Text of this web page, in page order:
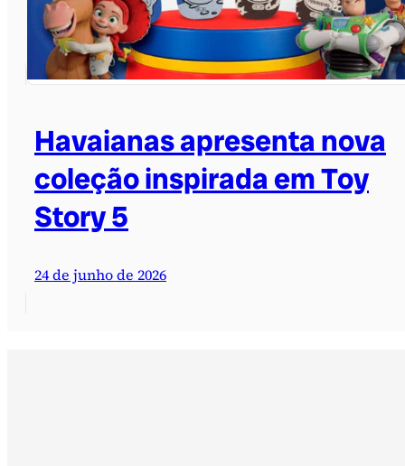
Havaianas apresenta nova
coleção inspirada em Toy
Story 5
24 de junho de 2026